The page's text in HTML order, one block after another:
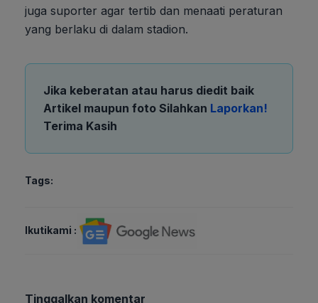
juga suporter agar tertib dan menaati peraturan
yang berlaku di dalam stadion.
Jika keberatan atau harus diedit baik
Artikel maupun foto Silahkan Laporkan!
Terima Kasih
Tags:
Ikutikami :
Tinggalkan komentar